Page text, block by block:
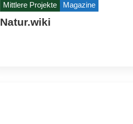
Mittlere Projekte Magazine
Natur.wiki